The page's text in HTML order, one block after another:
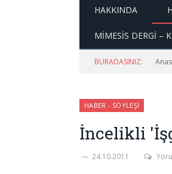
HAKKINDA
MİMESİS DERGİ –
BURADASINIZ:
HABER - SÖYLEŞI
İncelikli
24.10.2011